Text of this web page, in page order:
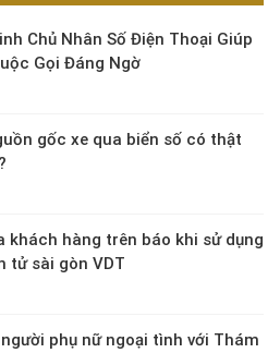
Chủ Nhân Số Điện Thoại Giúp
Gọi Đáng Ngờ
gốc xe qua biển số có thật
khách hàng trên báo khi sử dụng
tử sài gòn VDT
phụ nữ ngoại tình với Thám